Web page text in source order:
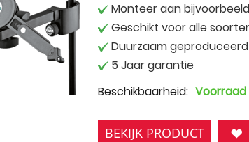
Monteer aan
Geschikt voor alle
Duurzaam geproduceerd
5 Jaar garantie
Beschikbaarheid: Voorraad
BEKIJK PRODUCT